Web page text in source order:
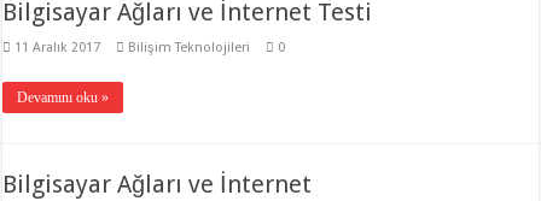
Bilgisayar Ağları ve İnternet Testi
11 Aralık 2017 Bilişim Teknolojileri 0
Devamını oku »
Bilgisayar Ağları ve İnternet